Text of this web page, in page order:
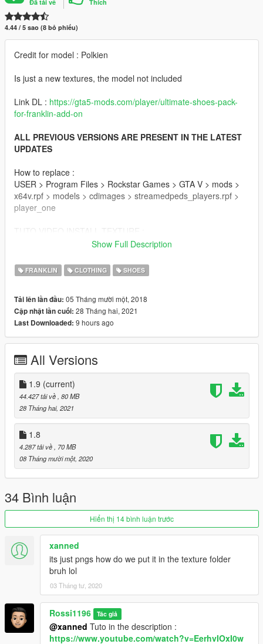
Đã tải về Thích
4.44 / 5 sao (8 bỏ phiếu)
Credit for model : Polkien
Is just a new textures, the model not included
Link DL : https://gta5-mods.com/player/ultimate-shoes-pack-
for-franklin-add-on
ALL PREVIOUS VERSIONS ARE PRESENT IN THE LATEST
UPDATES
How to replace :
USER > Program Files > Rockstar Games > GTA V > mods >
x64v.rpf > models > cdimages > streamedpeds_players.rpf >
player_one
https://www.youtube.com/watch?v=EerhvIOxI0w
v1.9
- Arctic Punch
- Electro Orange
- Pollen
- Shadow 2.0
- Baroque Brown
- Chicago Black Toe
- Desert Ochre
- Japan Midnight Navy
- Japan Neutral Grey
- Lucky Green
- Metallic Blue
- Metallic Green
- Metallic Orange
- Metallic Purple
- Metallic Red
v1.7
- Blue Moon
- Clay Green
- Dark Mocha
- Neutral Grey
- Quai 54 2018
- Track Red
- Turbo Green
- Yellow Ochre
v1.6
- 85 Varsity Red
Show Full Description
FRANKLIN CLOTHING SHOES
Tải lên lần đầu: 05 Tháng mười một, 2018
Cập nhật lần cuối: 28 Tháng hai, 2021
Last Downloaded: 9 hours ago
All Versions
1.9 (current)
44.427 tải về , 80 MB
28 Tháng hai, 2021
1.8
4.287 tải về
, 70 MB
08 Tháng mười một, 2020
34 Bình luận
Hiển thị 14 bình luận trước
xanned
its just pngs how do we put it in the texture folder
bruh lol
03 Tháng tư, 2020
Rossi1196 Tác giả
@xanned Tuto in the description :
https://www.youtube.com/watch?v=EerhvIOxI0w